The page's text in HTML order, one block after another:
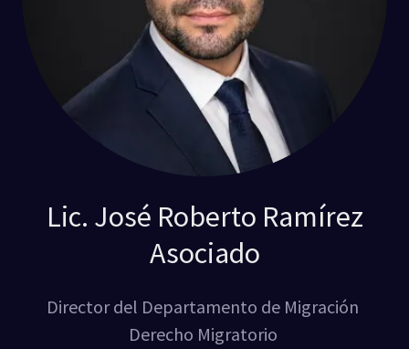
Lic. José Roberto Ramírez
Asociado
Director del Departamento de Migración
Derecho Migratorio